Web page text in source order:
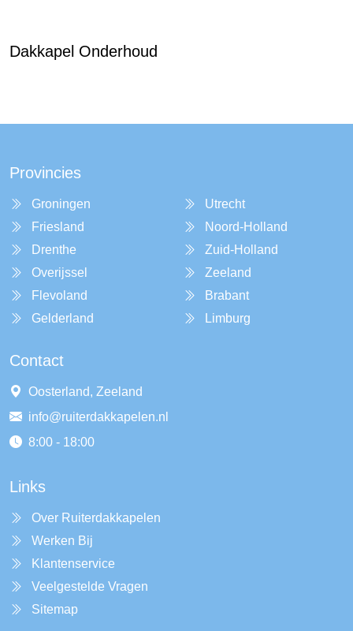
Dakkapel Onderhoud
Provincies
Groningen
Friesland
Drenthe
Overijssel
Flevoland
Gelderland
Utrecht
Noord-Holland
Zuid-Holland
Zeeland
Brabant
Limburg
Contact
Oosterland, Zeeland
info@ruiterdakkapelen.nl
8:00 - 18:00
Links
Over Ruiterdakkapelen
Werken Bij
Klantenservice
Veelgestelde Vragen
Sitemap